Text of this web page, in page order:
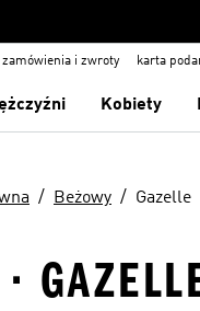
zamówienia i zwroty karta
Kobiety
Beżowy Gazelle